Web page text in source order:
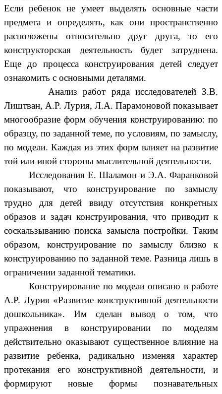
Если ребенок не умеет выделять основные части
предмета и определять, как они пространственно
расположены относительно друг друга, то его
конструкторская деятельность будет затруднена.
Еще до процесса конструирования детей следует
ознакомить с основными деталями.
Анализ работ ряда исследователей З.В.
Лиштван, А.Р. Лурия, Л.А. Парамоновой показывает
многообразие форм обучения конструированию: по
образцу, по заданной теме, по условиям, по замыслу,
по модели. Каждая из этих форм влияет на развитие
той или иной стороны мыслительной деятельности.
Исследования Е. Шаламон и Э.А. Фаранковой
показывают, что конструирование по замыслу
трудно для детей ввиду отсутствия конкретных
образов и задач конструирования, что приводит к
соскальзыванию поиска замысла постройки. Таким
образом, конструирование по замыслу близко к
конструированию по заданной теме. Разница лишь в
ограничении заданной тематики.
Конструирование по модели описано в работе
А.Р. Лурия «Развитие конструктивной деятельности
дошкольника». Им сделан вывод о том, что
упражнения в конструировании по моделям
действительно оказывают существенное влияние на
развитие ребенка, радикально изменяя характер
протекания его конструктивной деятельности, и
формируют новые формы познавательных